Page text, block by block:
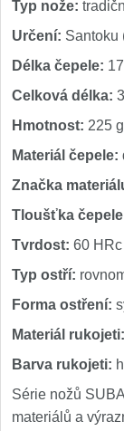
Typ nože:
Určení: Santoku
Délka čepele:
Celková délka:
Hmotnost: 225 g
Materiál čepele:
Značka
Tloušťka
Tvrdost: 60 HRc
Typ ostří:
Forma ostření:
Materiál rukojeti:
Barva rukojeti:
Série nožů
materiálů a